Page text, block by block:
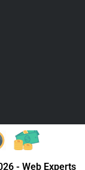
- Web Experts